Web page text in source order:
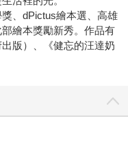
、dPictus繪本選、高雄
繪本獎勵新秀。作品有
版）、《健忘的汪達奶